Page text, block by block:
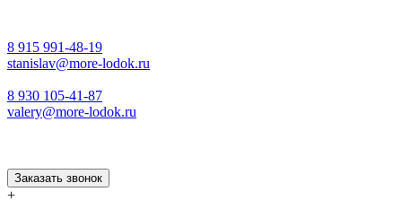
8 915 991-48-19
stanislav@more-lodok.ru
8 930 105-41-87
valery@more-lodok.ru
Заказать звонок
+